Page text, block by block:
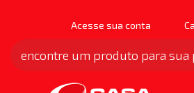
Acesse sua conta